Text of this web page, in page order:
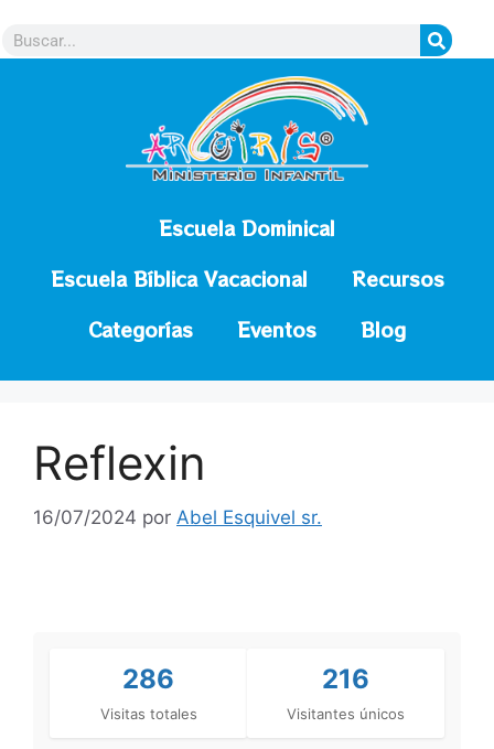
Escuela Dominical
Escuela Bíblica Vacacional
Recursos
Categorías
Eventos Blog
Reflexin
16/07/2024 por Abel Esquivel sr.
286
Visitas totales
216
Visitantes únicos